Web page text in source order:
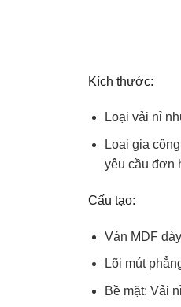
Kích thước:
Loại vải nỉ
Loại gia
yêu cầu đơn
Cấu tạo:
Ván MDF
Lõi mút
Bề mặt: Vải